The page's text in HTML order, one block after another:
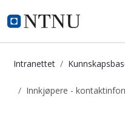
i.ntnu.no
Intranettet
Innkjøpere -